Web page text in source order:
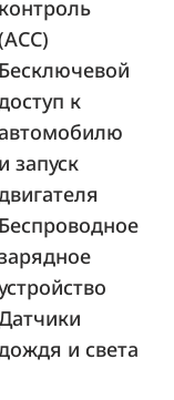
д.
контроль
Бесключевой
к
и запуск
Беспроводное
и света